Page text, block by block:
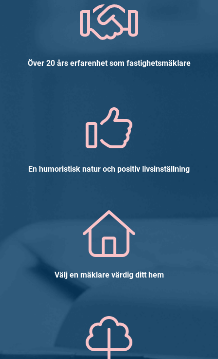
Över 20 års erfarenhet som fastighetsmäklare
En humoristisk natur och positiv livsinställning
Välj en mäklare värdig ditt hem